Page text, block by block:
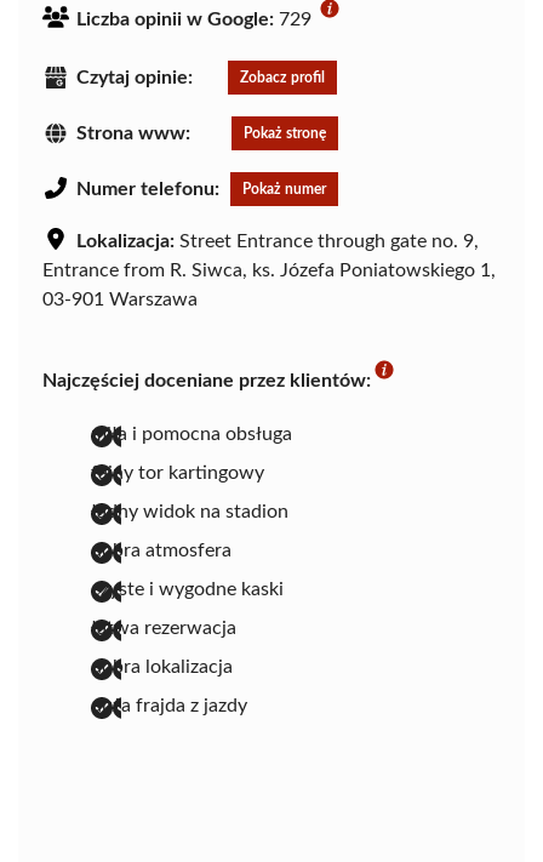
Liczba opinii w Google: 729
Czytaj opinie: Zobacz profil
Strona www: Pokaż stronę
Numer telefonu: Pokaż numer
Lokalizacja: Street Entrance through gate no. 9,
Entrance from R. Siwca, ks. Józefa Poniatowskiego 1,
03-901 Warszawa
Najczęściej doceniane przez klientów:
miła i pomocna obsługa
fajny tor kartingowy
ładny widok na stadion
dobra atmosfera
czyste i wygodne kaski
łatwa rezerwacja
dobra lokalizacja
duża frajda z jazdy